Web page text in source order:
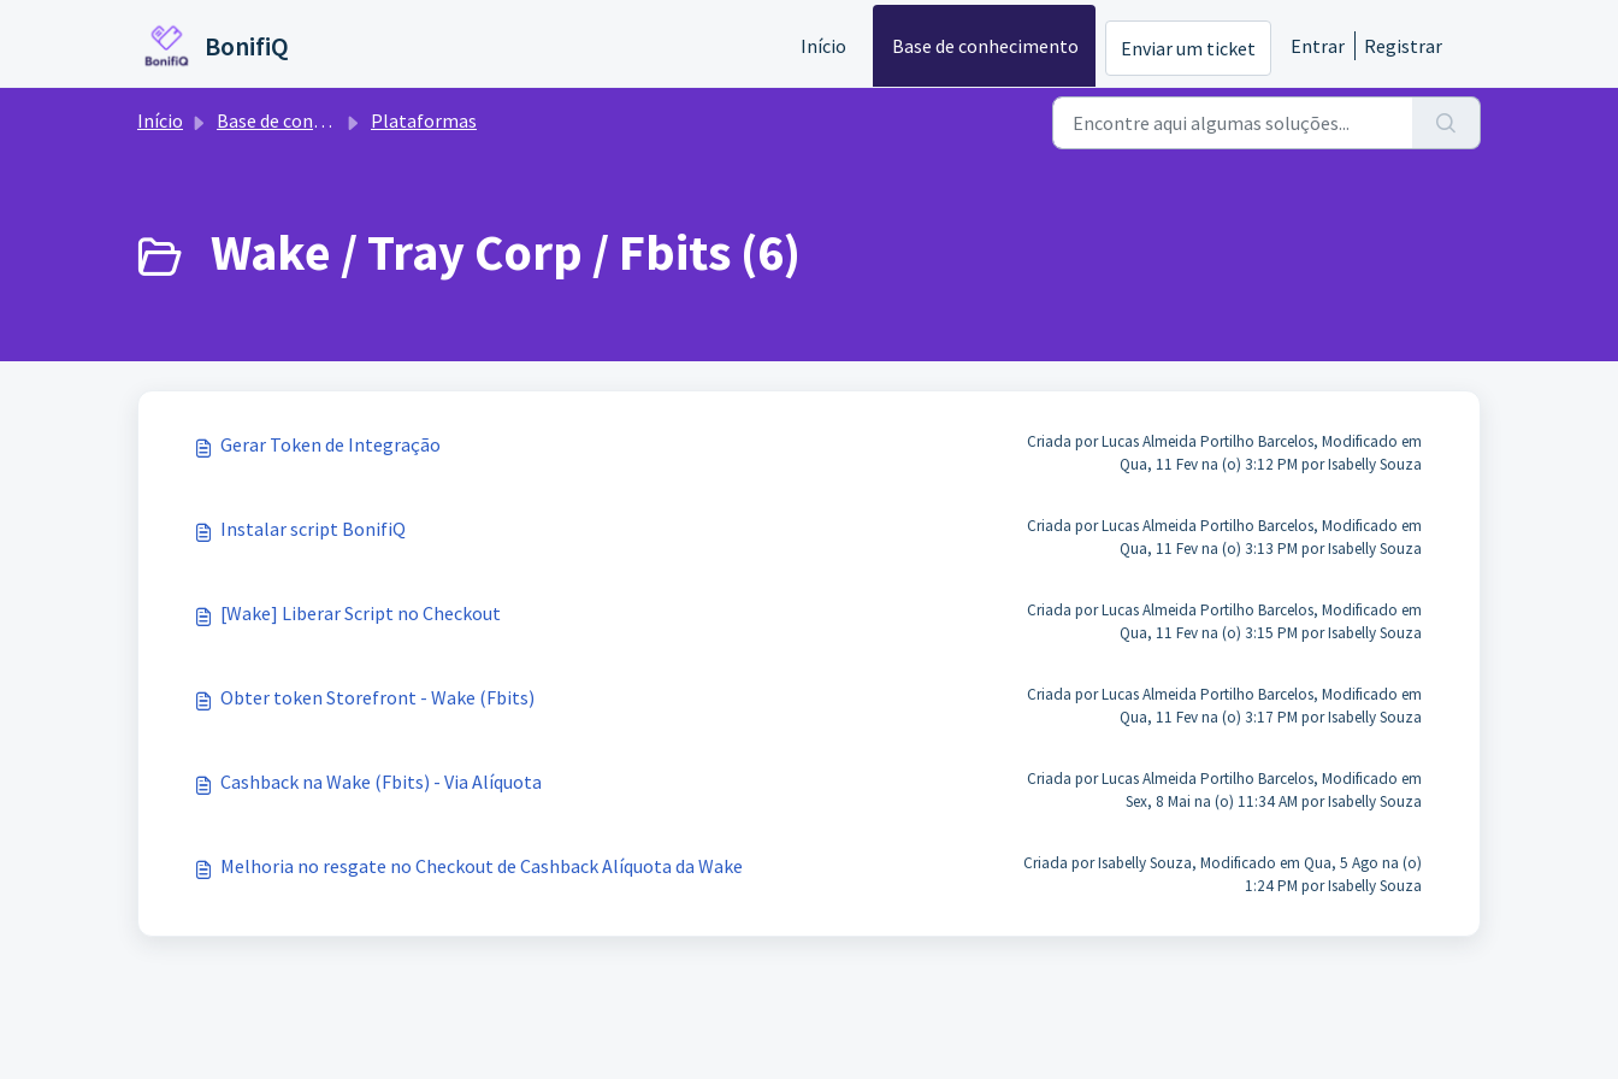
BonifiQ Início Base de conhecimento Enviar um ticket Entrar Registrar
Início Base de conhecimento Plataformas
Wake / Tray Corp / Fbits (6)
Gerar Token de Integração
Criada por Lucas Almeida Portilho Barcelos, Modificado em
Qua, 11 Fev na (o) 3:12 PM por Isabelly Souza
Instalar script BonifiQ
Criada por Lucas Almeida Portilho Barcelos, Modificado em
Qua, 11 Fev na (o) 3:13 PM por Isabelly Souza
[Wake] Liberar Script no Checkout
Criada por Lucas Almeida Portilho Barcelos, Modificado em
Qua, 11 Fev na (o) 3:15 PM por Isabelly Souza
Obter token Storefront - Wake (Fbits)
Criada por Lucas Almeida Portilho Barcelos, Modificado em
Qua, 11 Fev na (o) 3:17 PM por Isabelly Souza
Cashback na Wake (Fbits) - Via Alíquota
Criada por Lucas Almeida Portilho Barcelos, Modificado em
Sex, 8 Mai na (o) 11:34 AM por Isabelly Souza
Melhoria no resgate no Checkout de Cashback Alíquota da Wake
Criada por Isabelly Souza, Modificado em Qua, 5 Ago na (o)
1:24 PM por Isabelly Souza